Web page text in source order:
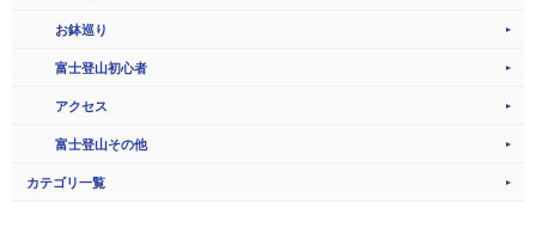
お鉢巡り
富士登山初心者
アクセス
富士登山その他
カテゴリ一覧